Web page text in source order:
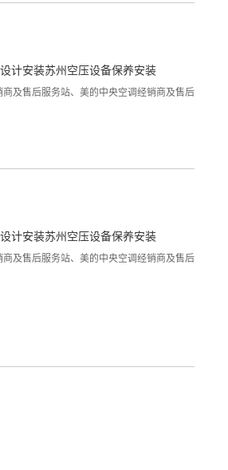
计安装苏州空压设备保养安装
及售后服务站、美的中央空调经销商及售后
计安装苏州空压设备保养安装
及售后服务站、美的中央空调经销商及售后